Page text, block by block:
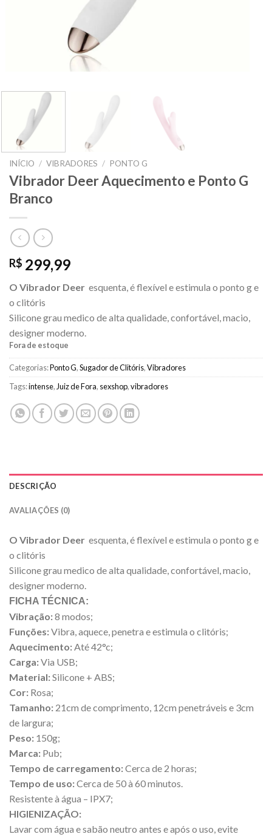
INÍCIO / VIBRADORES / PONTO G
Vibrador Deer Aquecimento e Ponto G
Branco
R$ 299,99
O Vibrador Deer esquenta, éflexível e estimula o ponto g e
o clitóris
Silicone grau medico de alta qualidade, confortável, macio,
designer moderno.
Fora de estoque
Categorias:Ponto G,Sugador de Clitóris,Vibradores
Tags:intense, Juiz de Fora, sexshop,vibradores
DESCRIÇÃO
AVALIAÇÕES (0)
O Vibrador Deer esquenta, éflexível e estimula o ponto g e
o clitóris
Silicone grau medico de alta qualidade, confortável, macio,
designer moderno.
FICHA TÉCNICA:
Vibração:8 modos;
Funções:Vibra, aquece, penetra e estimula o clitóris;
Aquecimento: Até 42°c;
Carga:Via USB;
Material:Silicone + ABS;
Cor: Rosa;
Tamanho: 21cm de comprimento, 12cm penetráveis e 3cm
de largura;
Peso: 150g;
Marca: Pub;
Tempo de carregamento:Cerca de 2 horas;
Tempo de uso:Cerca de 50 à 60 minutos.
Resistente à água – IPX7;
HIGIENIZAÇÃO:
Lavar com água e sabão neutro antes e após o uso, evite